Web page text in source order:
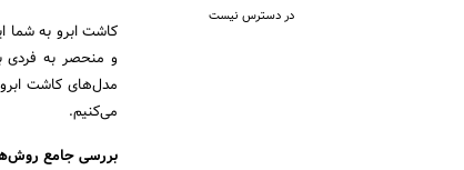
در دسترس نیست
کاشت ابرو به شما
و منحصر به فردی
مدل‌های کاشت ابرو
می‌کنیم.
بررسی جامع